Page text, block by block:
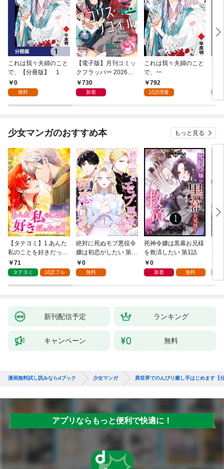
これは我々夫婦のこと
で、【分冊版】 1
0
無料
【電子版】月刊コミッ
クフラッパー 2026年9
月号730
新着
これは我々夫婦のこと
で、一
792
試読増量
チ
冊
少女マンガのおすすめ本 もっと見る
【タテヨミ】1.あんた
私のことを好きだった
の？
71
タテヨミ 試読フル
絶対に死ぬモブ悪役令
嬢は初恋がしたい 第1
話0
無料
死神令嬢は黒幕お兄様
を救済したい 第1話
0
新着 無料
な
新刊配信予定 ランキング
キャンペーン 無料
漫画無料試し読みならdブック 少女マンガ 異世界でのんびり癒し手はじめます【
アプリならもっと便利で快適に！